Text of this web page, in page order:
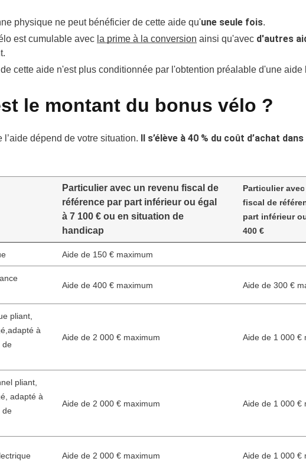
physique ne peut bénéficier de cette aide qu'une seule fois.
est cumulable avec la prime à la conversion ainsi qu'avec d'autres
cette aide n'est plus conditionnée par l'obtention préalable d'une aide
le montant du bonus vélo ?
l’aide dépend de votre situation. Il s’élève à 40 % du coût d’achat
Particulier avec un revenu fiscal de
référence par part inférieur ou égal
à 7 100 € ou en situation de
handicap
Particulier
fiscal de
part inférieur
400 €
Aide de 150 € maximum
Aide de 400 € maximum Aide de 300 €
pliant,
à
de
Aide de 2 000 € maximum Aide de 1 000 €
pliant,
adapté à
de
Aide de 2 000 € maximum Aide de 1 000 €
Aide de 2 000 € maximum Aide de 1 000 €